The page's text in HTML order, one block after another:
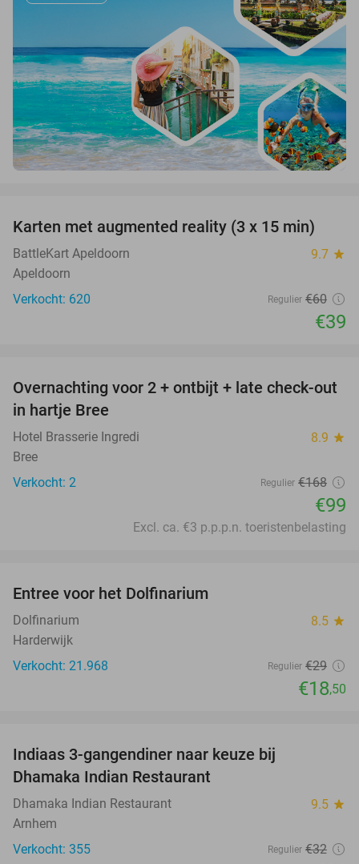
35%
Karten met augmented reality (3 x 15 min)
BattleKart Apeldoorn 9.7 star
Apeldoorn
Verkocht: 620
Regulier €60
€39
41%
TODAY
Overnachting voor 2 + ontbijt + late check-out
in hartje Bree
Hotel Brasserie Ingredi 8.9 star
Bree
Verkocht: 2
Regulier €168
€99
Excl. ca. €3 p.p.p.n. toeristenbelasting
Entree voor het Dolfinarium
Dolfinarium 8.5 star
Harderwijk
Verkocht: 21.968
Regulier €29
€18,50
Indiaas 3-gangendiner naar keuze bij
Dhamaka Indian Restaurant
Dhamaka Indian Restaurant 9.5 star
Arnhem
Verkocht: 355
Regulier €32